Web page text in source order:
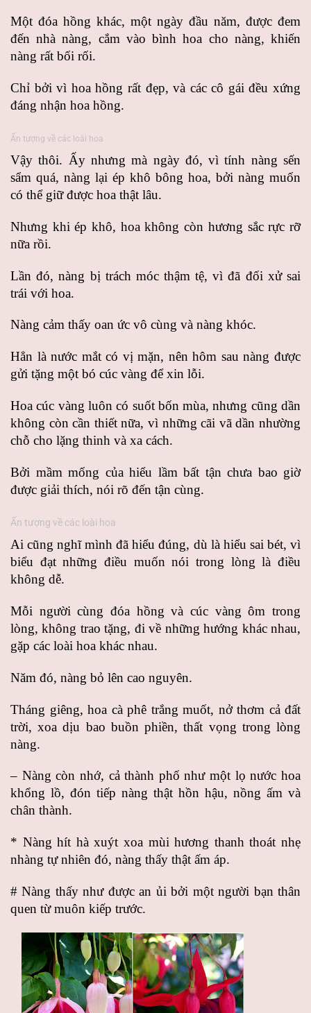
Một đóa hồng khác, một ngày đầu năm, được đem
đến nhà nàng, cắm vào bình hoa cho nàng, khiến
nàng rất bối rối.
Chỉ bởi vì hoa hồng rất đẹp, và các cô gái đều xứng
đáng nhận hoa hồng.
Ấn tượng về các loài hoa
Vậy thôi. Ấy nhưng mà ngày đó, vì tính nàng sến
sẩm quá, nàng lại ép khô bông hoa, bởi nàng muốn
có thể giữ được hoa thật lâu.
Nhưng khi ép khô, hoa không còn hương sắc rực rỡ
nữa rồi.
Lần đó, nàng bị trách móc thậm tệ, vì đã đối xử sai
trái với hoa.
Nàng cảm thấy oan ức vô cùng và nàng khóc.
Hẳn là nước mắt có vị mặn, nên hôm sau nàng được
gửi tặng một bó cúc vàng để xin lỗi.
Hoa cúc vàng luôn có suốt bốn mùa, nhưng cũng dần
không còn cần thiết nữa, vì những cãi vã dần nhường
chỗ cho lặng thinh và xa cách.
Bởi mầm mống của hiểu lầm bất tận chưa bao giờ
được giải thích, nói rõ đến tận cùng.
Ấn tượng về các loài hoa
Ai cũng nghĩ mình đã hiểu đúng, dù là hiểu sai bét, vì
biểu đạt những điều muốn nói trong lòng là điều
không dễ.
Mỗi người cùng đóa hồng và cúc vàng ôm trong
lòng, không trao tặng, đi về những hướng khác nhau,
gặp các loài hoa khác nhau.
Năm đó, nàng bỏ lên cao nguyên.
Tháng giêng, hoa cà phê trắng muốt, nở thơm cả đất
trời, xoa dịu bao buồn phiền, thất vọng trong lòng
nàng.
– Nàng còn nhớ, cả thành phố như một lọ nước hoa
khổng lồ, đón tiếp nàng thật hồn hậu, nồng ấm và
chân thành.
* Nàng hít hà xuýt xoa mùi hương thanh thoát nhẹ
nhàng tự nhiên đó, nàng thấy thật ấm áp.
# Nàng thấy như được an ủi bởi một người bạn thân
quen từ muôn kiếp trước.